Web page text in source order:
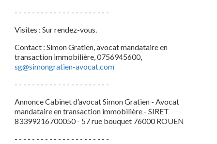
- - - - - - - - - - - - - - - - - - - - - -
Visites : Sur rendez-vous.
Contact : Simon Gratien, avocat mandataire en
transaction immobilière, 0756945600,
sg@simongratien-avocat.com
- - - - - - - - - - - - - - - - - - - - - -
Annonce Cabinet d’avocat Simon Gratien - Avocat
mandataire en transaction immobilière - SIRET
83399216700050 - 57 rue bouquet 76000 ROUEN
- - - - - - - - - - - - - - - - - - - - - -